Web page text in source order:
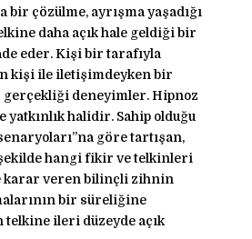
çözülme, ayrışma yaşadığı
daha açık hale geldiği bir
eder. Kişi bir tarafıyla
kişi ile iletişimdeyken bir
gerçekliği deneyimler. Hipnoz
yatkınlık halidir. Sahip olduğu
göre tartışan,
hangi fikir ve telkinleri
karar veren bilinçli zihnin
bir süreliğine
ileri düzeyde açık